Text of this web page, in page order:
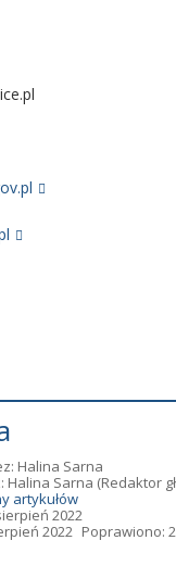
Halina Sarna
Halina Sarna (Redaktor
artykułów
2022
2022 Poprawiono: